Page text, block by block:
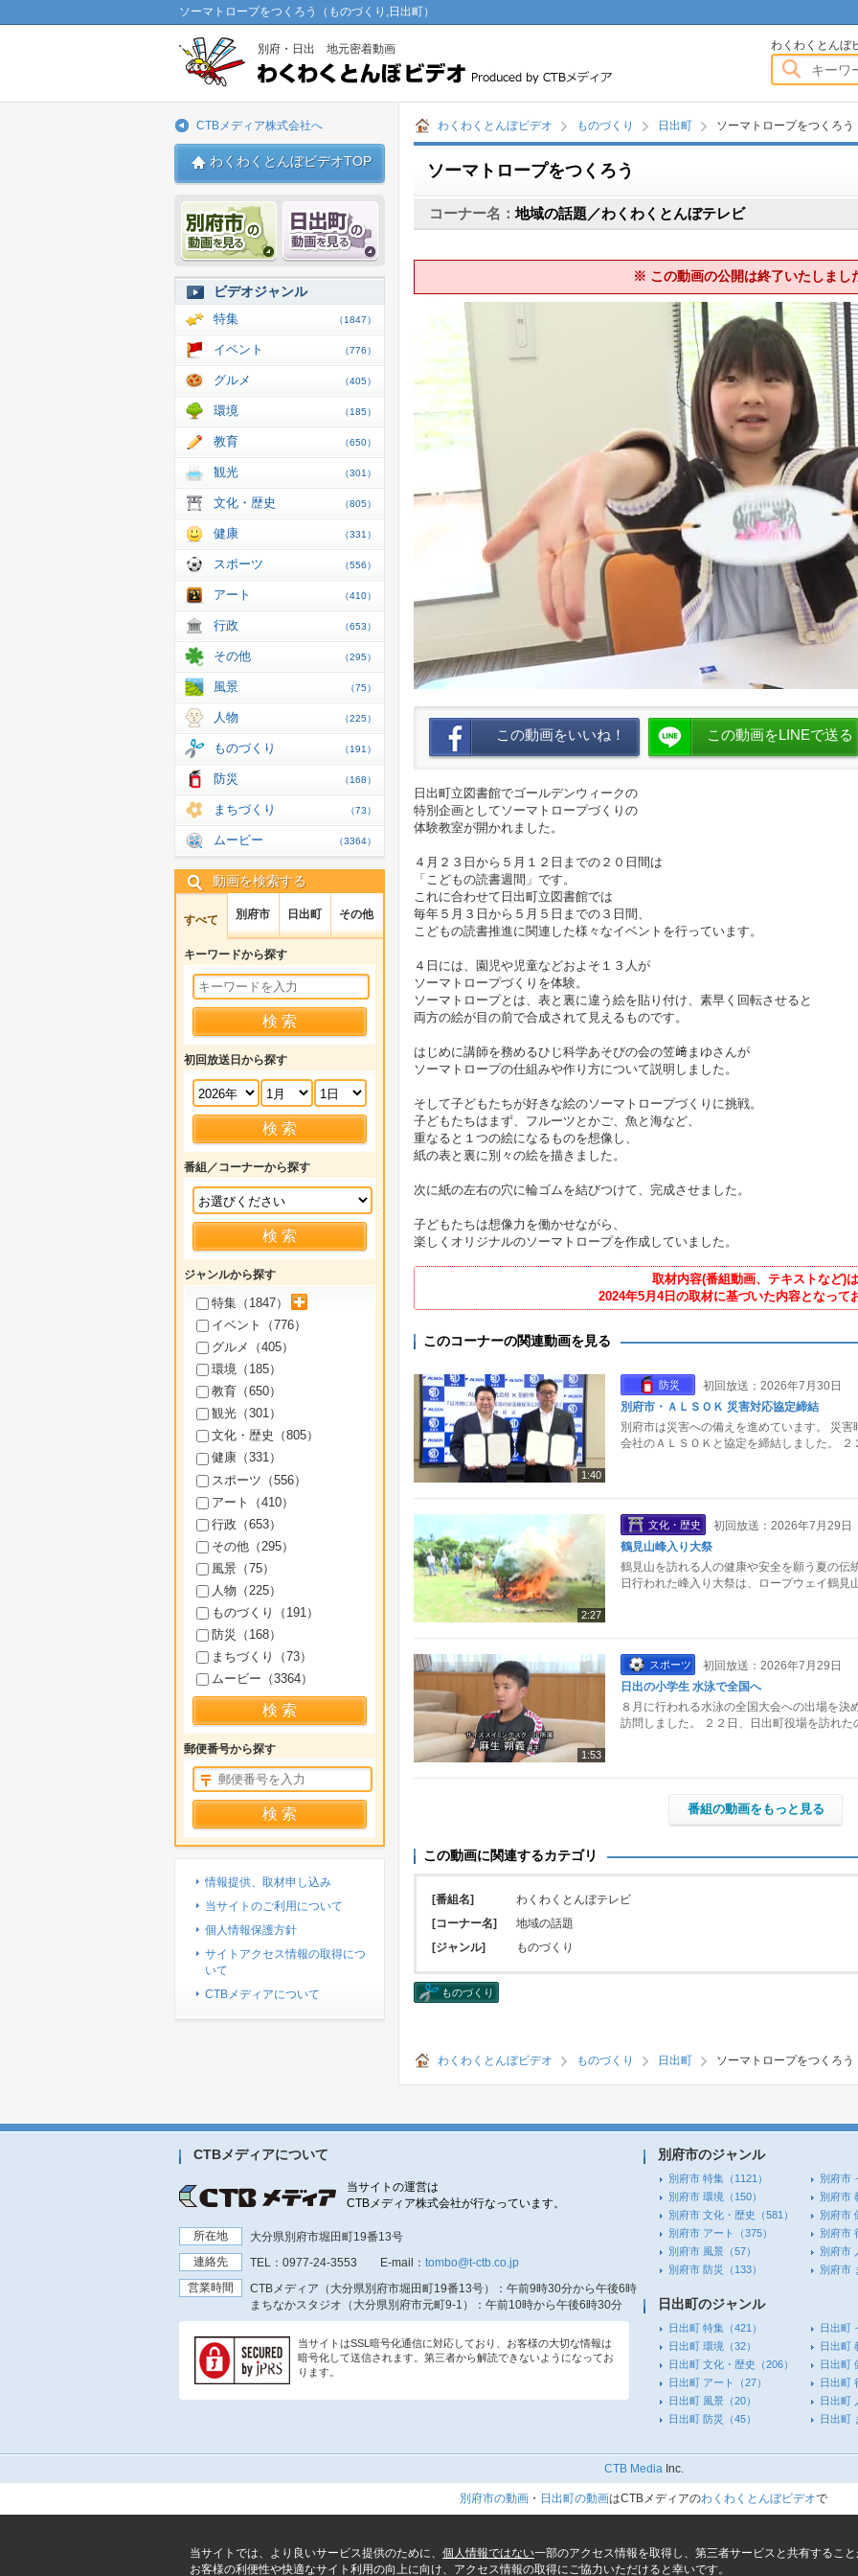
ソーマトロープをつくろう（ものづくり,日出町）
別府・日出 地元密着動画 わくわくとんぼビデオわくわくとんぼ
わくわくとんぼビデオ ものづくり 日出町 ソーマトロープをつくろう
ソーマトロープをつくろう
コーナー名：地域の話題／わくわくとんぼテレビ
※ この動画の公開は終了いたしまし
この動画をいいね！ この動画をLINEで送る
日出町立図書館でゴールデンウィークの
特別企画としてソーマトロープづくりの
体験教室が開かれました。
４月２３日から５月１２日までの２０日間は
「こどもの読書週間」です。
これに合わせて日出町立図書館では
毎年５月３日から５月５日までの３日間、
こどもの読書推進に関連した様々なイベントを行っています。
４日には、園児や児童などおよそ１３人が
ソーマトロープづくりを体験。
ソーマトロープとは、表と裏に違う絵を貼り付け、素早く回転させると
両方の絵が目の前で合成されて見えるものです。
はじめに講師を務めるひじ科学あそびの会の笠﨑まゆさんが
ソーマトロープの仕組みや作り方について説明しました。
そして子どもたちが好きな絵のソーマトロープづくりに挑戦。
子どもたちはまず、フルーツとかご、魚と海など、
重なると１つの絵になるものを想像し、
紙の表と裏に別々の絵を描きました。
次に紙の左右の穴に輪ゴムを結びつけて、完成させました。
子どもたちは想像力を働かせながら、
楽しくオリジナルのソーマトロープを作成していました。
取材内容(番組動画、テキストなど)は
2024年5月4日の取材に基づいた内容となって
このコーナーの関連動画を見る
1:40
防災
初回放送：2026年7月30日
別府市・ＡＬＳＯＫ 災害対応協定締結
別府市は災害への備えを進めています。 災
会社のＡＬＳＯＫと協定を締結しました。
2:27
文化・歴史
初回放送：2026年7月29日
鶴見山峰入り大祭
鶴見山を訪れる人の健康や安全を願う夏の伝
日行われた峰入り大祭は、ロープウェイ鶴
1:53
スポーツ
初回放送：2026年7月29日
日出の小学生 水泳で全国へ
８月に行われる水泳の全国大会への出場を
訪問しました。 ２２日、日出町役場を訪れ
番組の動画をもっと見る
この動画に関連するカテゴリ
[番組名]
わくわくとんぼテレビ
[コーナー名]
地域の話題
[ジャンル]
ものづくり
ものづくり
わくわくとんぼビデオ ものづくり 日出町 ソーマトロープをつくろう
CTBメディア株式会社へ
わくわくとんぼビデオTOP
別府市 動画 日出 動画
ビデオジャンル
特集 （1847）
イベント （776）
グルメ （405）
環境 （185）
教育 （650）
観光 （301）
文化・歴史 （805）
健康 （331）
スポーツ （556）
アート （410）
行政 （653）
その他 （295）
風景 （75）
人物 （225）
ものづくり （191）
防災 （168）
まちづくり （73）
ムービー （3364）
動画を検索する
すべて 別府市 日出町 その他
キーワードから探す
初回放送日から探す
番組／コーナーから探す
ジャンルから探す
特集（ 1847）
イベント（776）
グルメ（405）
環境（ 185）
教育（650）
観光（301）
文化・歴史（805）
健康（331）
スポーツ（556）
アート（410）
行政（653）
その他（ 295）
風景（75）
人物（ 225）
ものづくり（ 191 ）
防災（ 168）
まちづくり（73）
ムービー（3364）
郵便番号から探す
情報提供、取材申し込み
当サイトのご利用について
個人情報保護方針
サイトアクセス情報の取得につ
いて
CTBメディアについて
CTBメディアについて
当サイトの運営は
CTBメディア株式会社が行なっています。
所在地
大分県別府市堀田町19番13号
連絡先
TEL： 0977-24-3553 E-mail： tombo@t-ctb.co.jp
営業時間
CTBメディア（大分県別府市堀田町19番13号）
：午前9時30分から午後6時
まちなかスタジオ（大分県別府市元町9-1）
：午前10時から午後6時30分
当サイトはSSL暗号化通信に対応しており、お客様の大切な情報は
暗号化して送信されます。第三者から解読できないようになってお
ります。
別府市のジャンル
別府市 特集 （1121）
別府市
別府市 環境 （150）
別府市
別府市 文化・歴史 （581）
別府市
別府市 アート
（375）
別府市
別府市 風景 （57）
別府市
別府市 防災
（133） 別府市
日出町のジャンル
日出町 特集 （421）
日出町
日出町 環境 （32）
日出町
日出町 文化・歴史 （206）
日出町
日出町 アート
（27）
日出町
日出町 風景 （20）
日出町
日出町 防災
（45） 日出町
CTB MediaInc.
別府市の動画 ・ 日出町の動画はCTBメディアのわくわくとんぼビデオで
当サイトでは、より良いサービス提供のために、 個人情報ではない一部のアクセス情報を取得し、第三者サービスと共有するこ
お客様の利便性や快適なサイト利用の向上に向け、アクセス情報の取得にご協力いただけると幸いです。